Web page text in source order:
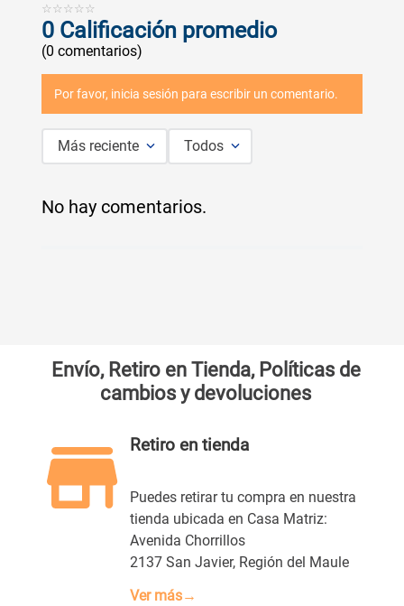
☆ ☆ ☆ ☆ ☆
0 Calificación promedio
(0 comentarios)
Por favor, inicia sesión para escribir un comentario.
Más reciente Todos
No hay comentarios.
Envío, Retiro en Tienda, Políticas de
cambios y devoluciones
Retiro en tienda
Puedes retirar tu compra en nuestra
tienda ubicada en Casa Matriz:
Avenida Chorrillos
2137 San Javier, Región del Maule
Ver más→